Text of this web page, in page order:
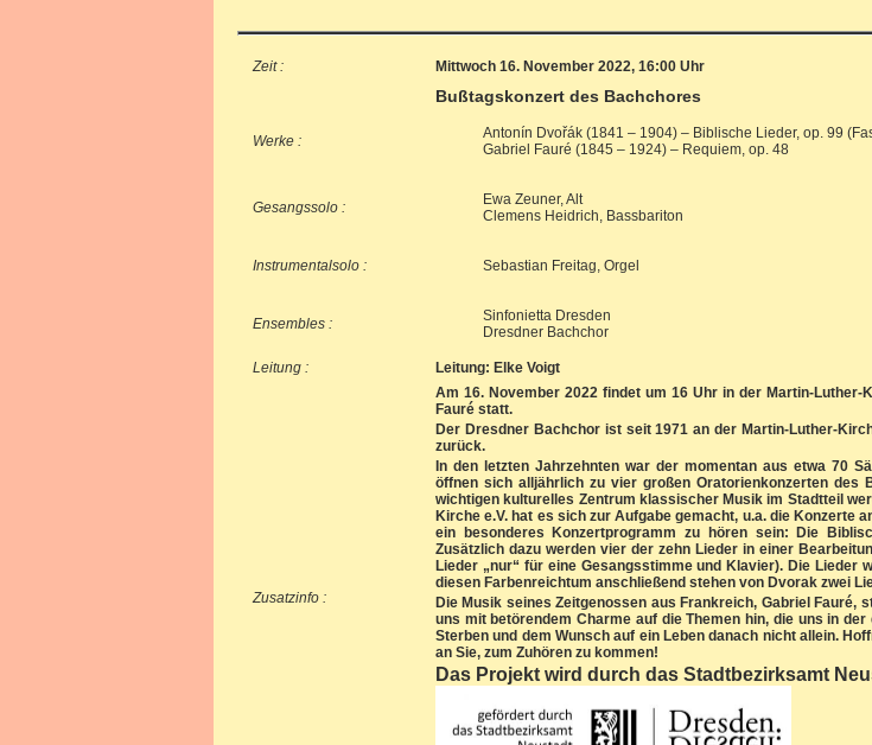
Zeit : Mittwoch 16. November 2022, 16:00 Uhr
Bußtagskonzert des Bachchores
Werke :
Antonín Dvořák (1841 – 1904) – Biblische Lieder, op. 99
Gabriel Fauré (1845 – 1924) – Requiem, op. 48
Gesangssolo :
Ewa Zeuner, Alt
Clemens Heidrich, Bassbariton
Instrumentalsolo : Sebastian Freitag, Orgel
Ensembles :
Sinfonietta Dresden
Dresdner Bachchor
Leitung : Leitung: Elke Voigt
Zusatzinfo :
Am 16. November 2022 findet um 16 Uhr in der Martin-
Fauré statt.
Der Dresdner Bachchor ist seit 1971 an der Martin-Luther-
zurück.
In den letzten Jahrzehnten war der momentan aus etwa 70
öffnen sich alljährlich zu vier großen Oratorienkonzerten
wichtigen kulturelles Zentrum klassischer Musik im Stadtteil
Kirche e.V. hat es sich zur Aufgabe gemacht, u.a. die Konzerte
ein besonderes Konzertprogramm zu hören sein: Die
Zusätzlich dazu werden vier der zehn Lieder in einer
Lieder „nur“ für eine Gesangsstimme und Klavier). Die
diesen Farbenreichtum anschließend stehen von Dvorak zwei
Die Musik seines Zeitgenossen aus Frankreich, Gabriel Fauré,
uns mit betörendem Charme auf die Themen hin, die uns in
Sterben und dem Wunsch auf ein Leben danach nicht allein.
an Sie, zum Zuhören zu kommen!
Das Projekt wird durch das Stadtbezirksamt